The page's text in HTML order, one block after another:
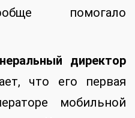
помогало
директор
что его первая
мобильной